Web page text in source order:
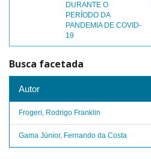
DURANTE O
PERÍODO DA
PANDEMIA DE COVID-
19
Busca facetada
Autor
Frogeri, Rodrigo Franklin
Gama Júnior, Fernando da Costa